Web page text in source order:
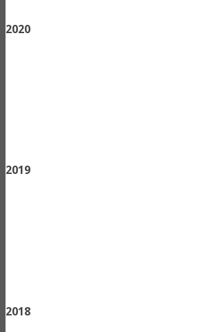
2020
2019
2018